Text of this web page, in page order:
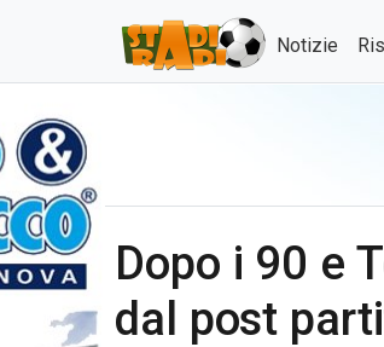
Notizie
Dopo i 90 e
dal post